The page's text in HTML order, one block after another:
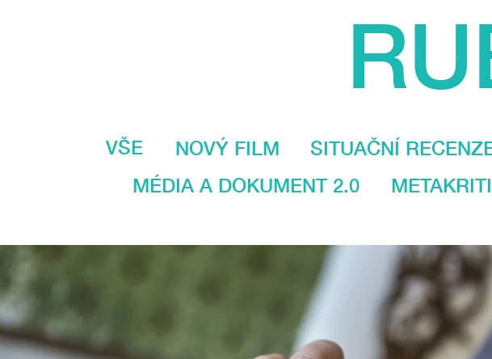
VŠE NOVÝ FILM SITUAČNÍ
MÉDIA A DOKUMENT 2.0